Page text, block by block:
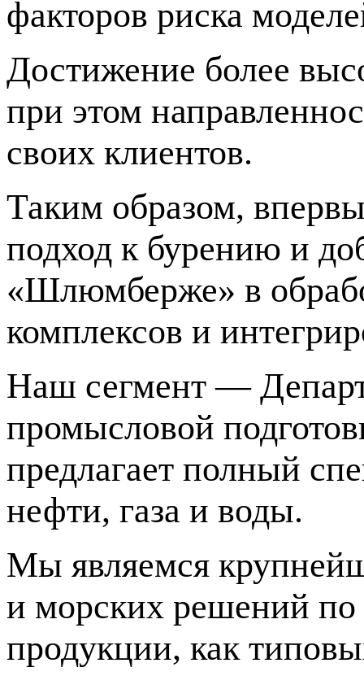
факторов риска
Достижение более
при этом
своих клиентов.
Таким образом,
подход к бурению и
«Шлюмберже» в
комплексов и
Наш сегмент —
промысловой
предлагает полный
нефти, газа и воды.
Мы являемся
и морских решений по
продукции, как